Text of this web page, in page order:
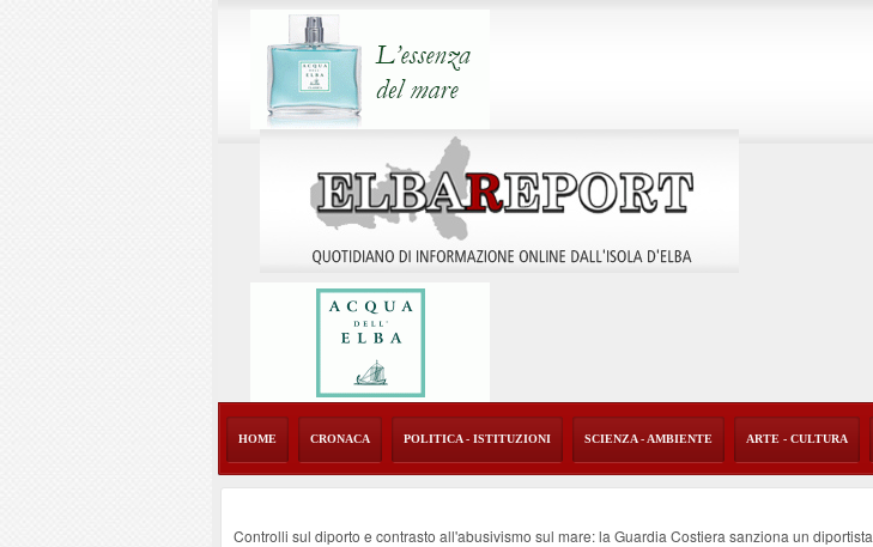
HOME CRONACA POLITICA - ISTITUZIONI SCIENZA - AMBIENTE ARTE - CULTURA
Controlli sul diporto e contrasto all'abusivismo sul mare: la Guardia Costiera sanziona un diportista